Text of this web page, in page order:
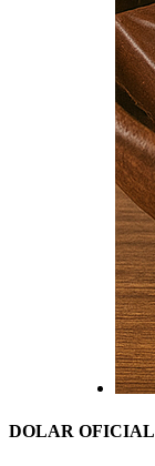
DOLAR OFICIAL